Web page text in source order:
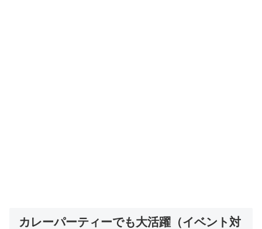
カレーパーティーでも大活躍（イベント対